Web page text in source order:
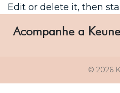
Edit or delete it, then
Acompanhe a
© 2026